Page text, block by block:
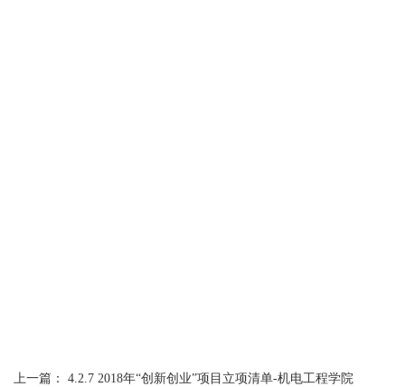
上一篇： 4.2.7 2018年“创新创业”项目立项清单-机电工程学院